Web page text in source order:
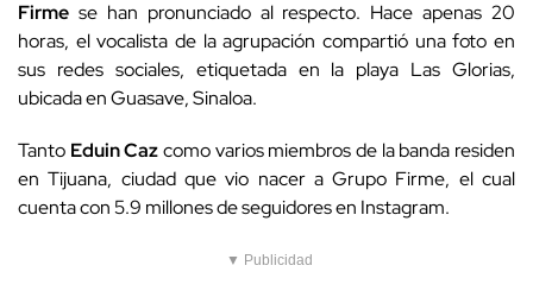
Firme se han pronunciado al respecto. Hace apenas 20
horas, el vocalista de la agrupación compartió una foto en
sus redes sociales, etiquetada en la playa Las Glorias,
ubicada en Guasave, Sinaloa.
Tanto Eduin Cazcomo varios miembros de la banda residen
en Tijuana, ciudad que vio nacer a Grupo Firme, el cual
cuenta con 5.9 millones de seguidores en Instagram.
▼ Publicidad